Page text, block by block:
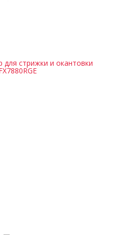
стрижки и окантовки